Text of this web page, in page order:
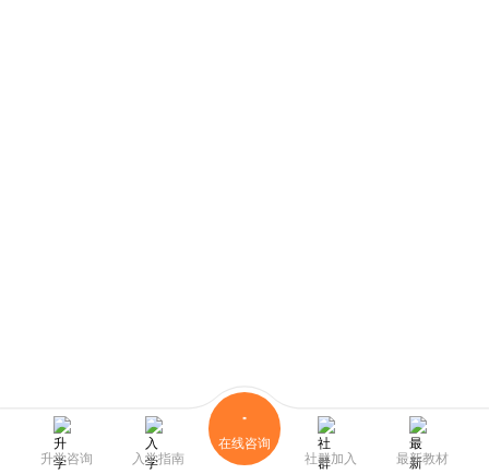
升学咨询 入学指南
在线咨询
社群加入
最新教材